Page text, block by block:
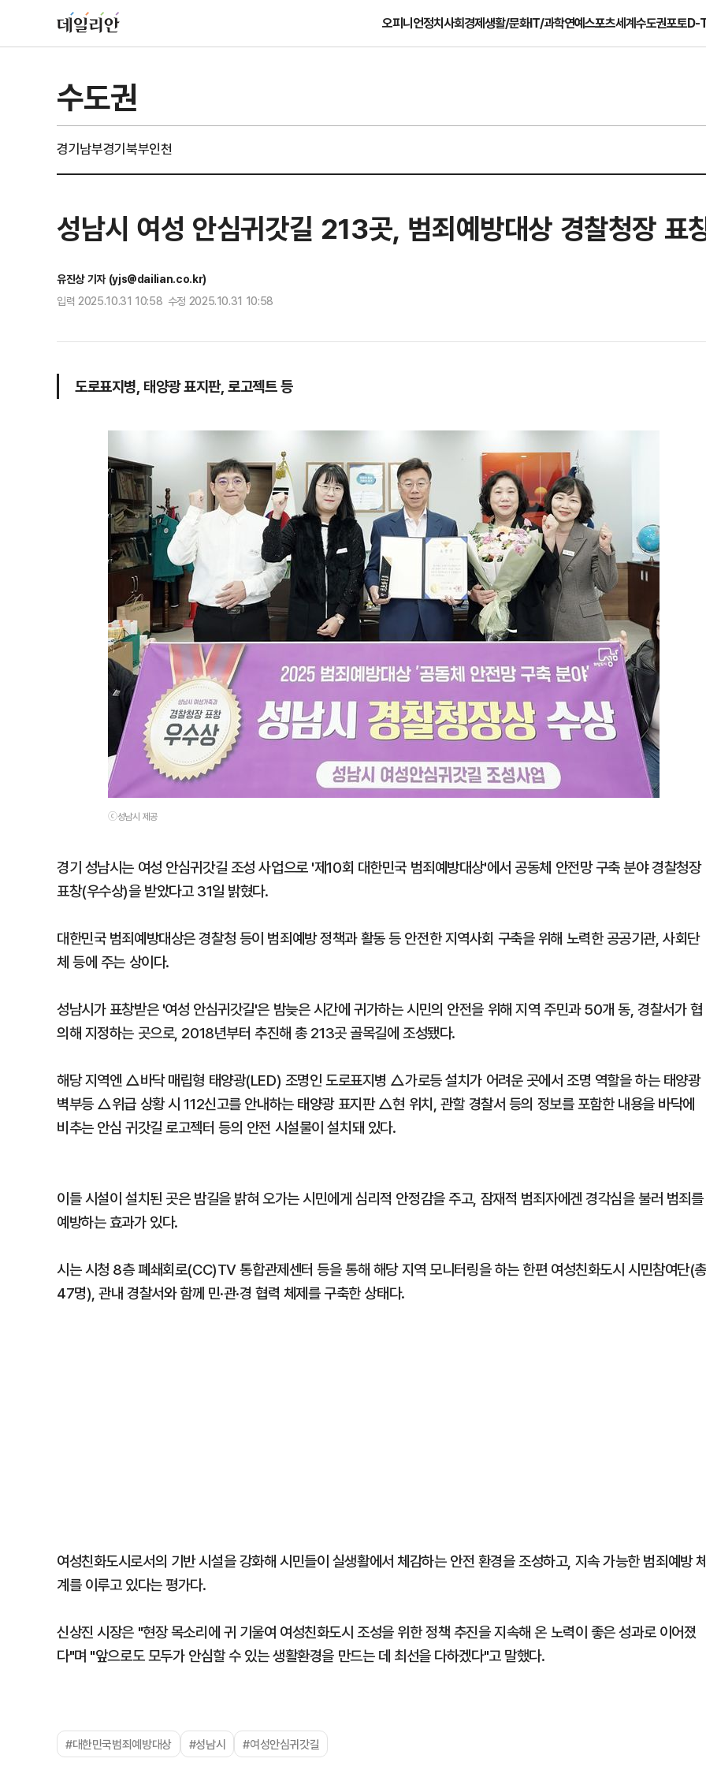
오피니언정치사회경제생활/문화IT/과학연예스포츠세계수도권포토D-
수도권
경기남부경기북부인천
성남시 여성 안심귀갓길 213곳, 범죄예방대상 경찰청장 표
유진상 기자 (yjs@dailian.co.kr)
입력 2025.10.31 10:58 수정 2025.10.31 10:58
도로표지병, 태양광 표지판, 로고젝트 등
ⓒ성남시 제공
경기 성남시는 여성 안심귀갓길 조성 사업으로 '제10회 대한민국 범죄예방대상'에서 공동체 안전망 구축 분야 경찰청장
표창(우수상)을 받았다고 31일 밝혔다.
대한민국 범죄예방대상은 경찰청 등이 범죄예방 정책과 활동 등 안전한 지역사회 구축을 위해 노력한 공공기관, 사회단
체 등에 주는 상이다.
성남시가 표창받은 '여성 안심귀갓길'은 밤늦은 시간에 귀가하는 시민의 안전을 위해 지역 주민과 50개 동, 경찰서가 협
의해 지정하는 곳으로, 2018년부터 추진해 총 213곳 골목길에 조성됐다.
해당 지역엔 △바닥 매립형 태양광(LED) 조명인 도로표지병 △가로등 설치가 어려운 곳에서 조명 역할을 하는 태양광
벽부등 △위급 상황 시 112신고를 안내하는 태양광 표지판 △현 위치, 관할 경찰서 등의 정보를 포함한 내용을 바닥에
비추는 안심 귀갓길 로고젝터 등의 안전 시설물이 설치돼 있다.
이들 시설이 설치된 곳은 밤길을 밝혀 오가는 시민에게 심리적 안정감을 주고, 잠재적 범죄자에겐 경각심을 불러 범죄를
예방하는 효과가 있다.
시는 시청 8층 폐쇄회로(CC)TV 통합관제센터 등을 통해 해당 지역 모니터링을 하는 한편 여성친화도시 시민참여단(
47명), 관내 경찰서와 함께 민·관·경 협력 체제를 구축한 상태다.
여성친화도시로서의 기반 시설을 강화해 시민들이 실생활에서 체감하는 안전 환경을 조성하고, 지속 가능한 범죄예방
계를 이루고 있다는 평가다.
신상진 시장은 "현장 목소리에 귀 기울여 여성친화도시 조성을 위한 정책 추진을 지속해 온 노력이 좋은 성과로 이어졌
다"며 "앞으로도 모두가 안심할 수 있는 생활환경을 만드는 데 최선을 다하겠다"고 말했다.
#대한민국범죄예방대상 #성남시 #여성안심귀갓길